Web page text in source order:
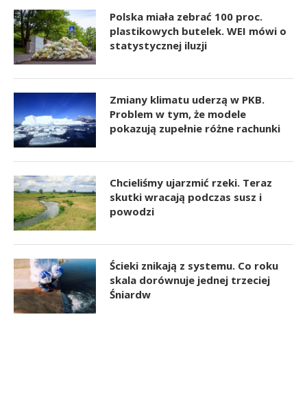
Polska miała zebrać 100 proc.
plastikowych butelek. WEI mówi o
statystycznej iluzji
Zmiany klimatu uderzą w PKB.
Problem w tym, że modele
pokazują zupełnie różne rachunki
Chcieliśmy ujarzmić rzeki. Teraz
skutki wracają podczas susz i
powodzi
Ścieki znikają z systemu. Co roku
skala dorównuje jednej trzeciej
Śniardw